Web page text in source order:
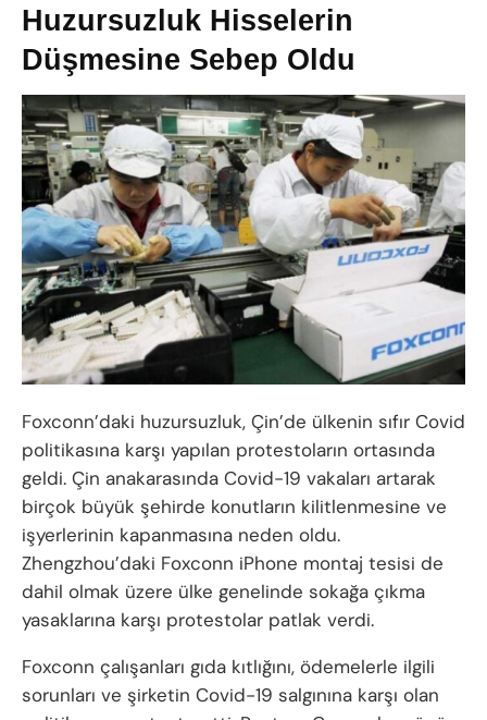
Huzursuzluk Hisselerin
Düşmesine Sebep Oldu
Foxconn’daki huzursuzluk, Çin’de ülkenin sıfır Covid
politikasına karşı yapılan protestoların ortasında
geldi. Çin anakarasında Covid-19 vakaları artarak
birçok büyük şehirde konutların kilitlenmesine ve
işyerlerinin kapanmasına neden oldu.
Zhengzhou’daki Foxconn iPhone montaj tesisi de
dahil olmak üzere ülke genelinde sokağa çıkma
yasaklarına karşı protestolar patlak verdi.
Foxconn çalışanları gıda kıtlığını, ödemelerle ilgili
sorunları ve şirketin Covid-19 salgınına karşı olan